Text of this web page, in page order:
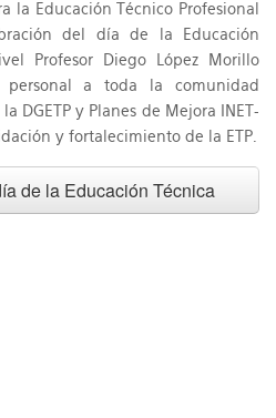
la Educación Técnico Profesional
del día de la Educación
Profesor Diego López Morillo
a toda la comunidad
DGETP y Planes de Mejora INET-
y fortalecimiento de la ETP.
de la Educación Técnica